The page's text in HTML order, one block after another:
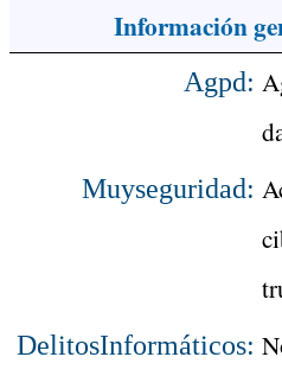
Información
Agpd:
Muyseguridad:
DelitosInformáticos: